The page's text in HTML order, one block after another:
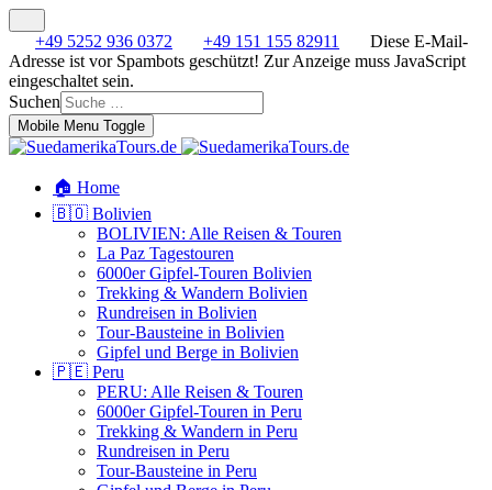
+49 5252 936 0372 +49 151 155 82911
Diese E-Mail-
Adresse ist vor Spambots geschützt! Zur Anzeige muss JavaScript
eingeschaltet sein.
Suchen
Mobile Menu Toggle
🏠 Home
🇧🇴 Bolivien
BOLIVIEN: Alle Reisen & Touren
La Paz Tagestouren
6000er Gipfel-Touren Bolivien
Trekking & Wandern Bolivien
Rundreisen in Bolivien
Tour-Bausteine in Bolivien
Gipfel und Berge in Bolivien
🇵🇪 Peru
PERU: Alle Reisen & Touren
6000er Gipfel-Touren in Peru
Trekking & Wandern in Peru
Rundreisen in Peru
Tour-Bausteine in Peru